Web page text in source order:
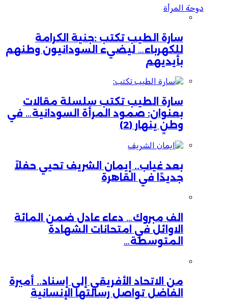
دوحة المرأة
سارة الطيب تكتب :جنية الكرامة
للكهرباء… ليضيء السودانيون وطنهم
بأيديهم
سارة الطيب تكتب سلسلة مقالات
بعنوان: صمود المرأة السودانية… في
وطنٍ ينهار (2)
بعد غياب.. إيمان الشريف تحيي حفلاً
جديدًا في القاهرة
الف مبروك… دعاء عادل ضمن المائة
الاوائل في امتحانات الشهادة
المتوسطة…
من الاتحاد الأفريقي إلى إسناد.. أميرة
الفاضل تواصل رسالتها الإنسانية